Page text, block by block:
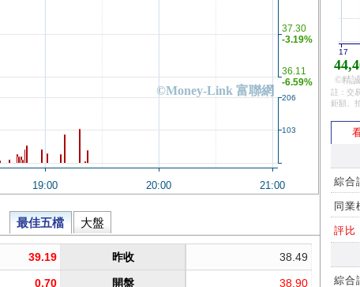
17
©精
註：交
鉅額、
綜合
同業
評比
綜合